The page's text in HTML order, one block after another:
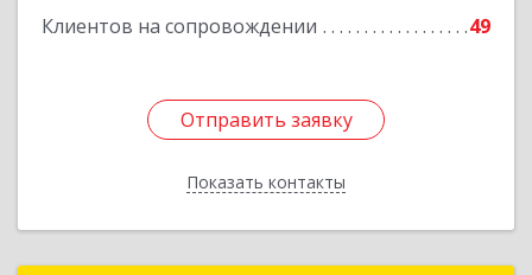
Клиентов на сопровождении 49
Отправить заявку
Показать контакты
Подробнее
Отправить заявку
Назад